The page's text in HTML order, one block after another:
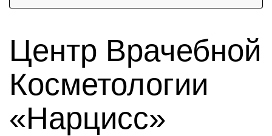
Центр Врачебной
Косметологии
«Нарцисс»